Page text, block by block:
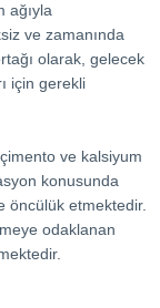
ağıyla
ve zamanında
olarak, gelecek
için gerekli
ve kalsiyum
konusunda
öncülük etmektedir.
odaklanan